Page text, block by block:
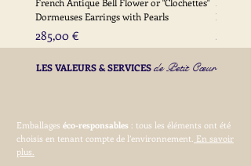
Dormeuses Earrings with Pearls
Prix
285,00 €
LES VALEURS & SERVICESde Petit Cœur
Emballages éco-responsables : tous les éléments ont été
choisis en tenant compte de l’environnement. En savoir
plus.